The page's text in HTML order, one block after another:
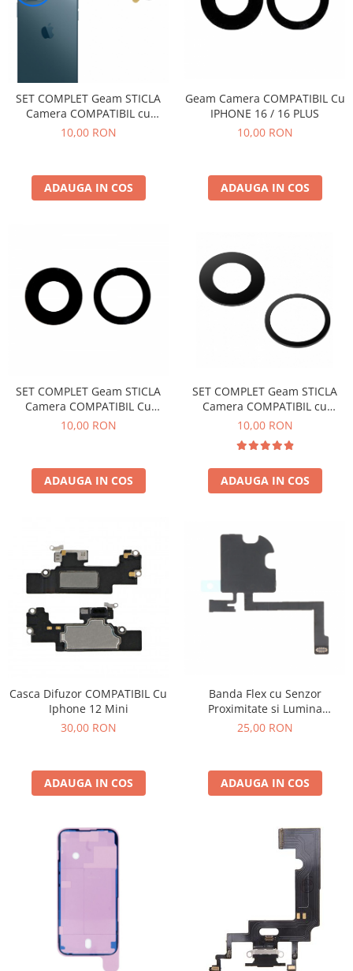
Huse Telefoane
Huse Compatibile Pentru HUAWEI
Huse LG
Huse MOTOROLA
Huse OPPO
Huse SAMSUNG
Incarcatoare Micro-USB
Incarcatoare TIP-C
Incarcator Iphone
Incarcatoare TIP-C
incarcator Iphone
Incarcatoare Wireless
Adezivi etansare
Lavete / Servetele / Curatare
Surubelnite
Piese si Componente
Capace spate
Carcase Mijloc
Piese pentru SONY
Piese pentru HUAWEI
Piese pentru IPHONE
Piese pentru MOTOROLA
Piese pentru OPPO
Piese pentru SAMSUNG
Piese pentru VIVO
Piese pentru XIAOMI
SET COMPLET Geam STICLA
Camera COMPATIBIL cu
Iphone 12 PRO MAX doar
10,00 RON
ADAUGA IN COS
Geam Camera COMPATIBIL Cu
IPHONE 16 / 16 PLUS
10,00 RON
ADAUGA IN COS
SET COMPLET Geam STICLA
Camera COMPATIBIL Cu
Iphone 12 / 12 Mini doar sticla
10,00 RON
ADAUGA IN COS
SET COMPLET Geam STICLA
Camera COMPATIBIL cu
Iphone 11 doar sticla cu10,00 RON
ADAUGA IN COS
Casca Difuzor COMPATIBIL Cu
Iphone 12 Mini
30,00 RON
ADAUGA IN COS
Banda Flex cu Senzor
Proximitate si Lumina
COMPATIBIL Cu IPHONE 15
25,00 RON
ADAUGA IN COS